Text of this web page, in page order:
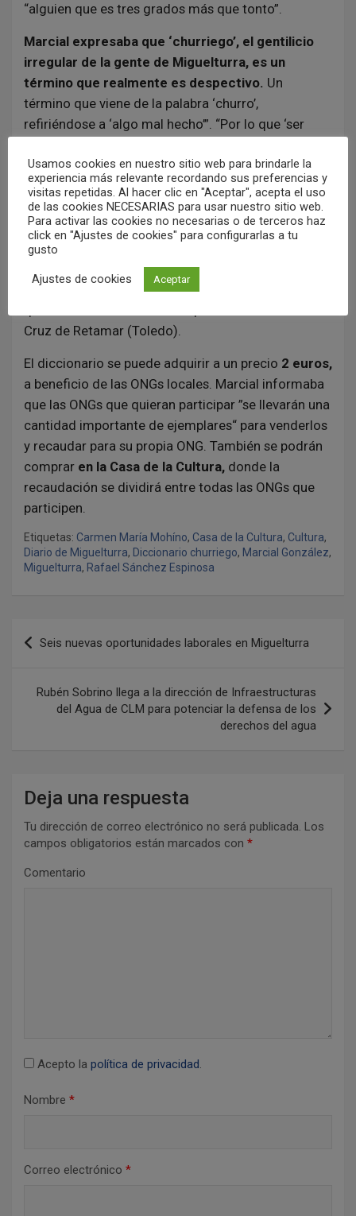
“alguien que es tres grados más que tonto”.
Marcial expresaba que ‘churriego’, el gentilicio
irregular de la gente de Miguelturra, es un
término que realmente es despectivo. Un
término que viene de la palabra ‘churro’,
refiriéndose a ‘algo mal hecho’”. “Por lo que ‘ser
nos dice churriegos? Nuestros rivales, los
culipardos”, expresaba Marcial. Pero, como
afirmaba Marcial, “es un término que nos gusta”. De
hecho hay un lema que es ‘Orgullo churriego’. “No
habréis visto nunca en ningún sitio ‘Orgullo
culipardo’. Nosotros estamos orgullosos”. Un
término que no sólo se dice en Miguelturra, sino
Cruz de Retamar (Toledo).
El diccionario se puede adquirir a un precio 2 euros,
a beneficio de las ONGs locales. Marcial informaba
que las ONGs que quieran participar ”se llevarán una
cantidad importante de ejemplares“ para venderlos
y recaudar para su propia ONG. También se podrán
comprar en la Casa de la Cultura, donde la
recaudación se dividirá entre todas las ONGs que
participen.
Etiquetas: Carmen María Mohíno, Casa de la Cultura, Cultura,
Diario de Miguelturra, Diccionario churriego, Marcial González,
Miguelturra, Rafael Sánchez Espinosa
Seis nuevas oportunidades laborales en Miguelturra
Rubén Sobrino llega a la dirección de Infraestructuras
del Agua de CLM para potenciar la defensa de los
derechos del agua
Deja una respuesta
Tu dirección de correo electrónico no será publicada. Los
campos obligatorios están marcados con *
Comentario
Acepto la política de privacidad.
Nombre *
Correo electrónico *
Usamos cookies en nuestro sitio web para brindarle la
experiencia más relevante recordando sus preferencias y
visitas repetidas. Al hacer clic en "Aceptar", acepta el uso
de las cookies NECESARIAS para usar nuestro sitio web.
Para activar las cookies no necesarias o de terceros haz
click en "Ajustes de cookies" para configurarlas a tu
gusto
Ajustes de cookies Aceptar